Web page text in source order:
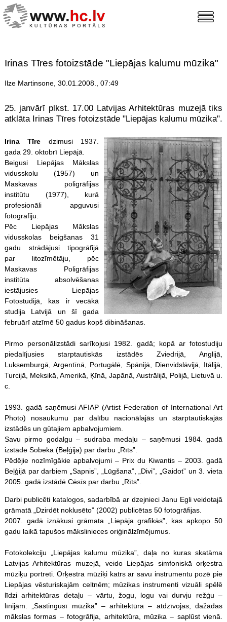
Irinas Tīres fotoizstāde "Liepājas kalumu mūzika"
Ilze Martinsone, 30.01.2008., 07:49
25. janvārī plkst. 17.00 Latvijas Arhitektūras muzejā tiks
atklāta Irinas Tīres fotoizstāde "Liepājas kalumu mūzika".
Irina Tīre dzimusi 1937.
gada 29. oktobrī Liepājā.
Beigusi Liepājas Mākslas
vidusskolu (1957) un
Maskavas poligrāfijas
institūtu (1977), kurā
profesionāli apguvusi
fotogrāfiju.
Pēc Liepājas Mākslas
vidusskolas beigšanas 31
gadu strādājusi tipogrāfijā
par litozīmētāju, pēc
Maskavas Poligrāfijas
institūta absolvēšanas
iestājusies Liepājas
Fotostudijā, kas ir vecākā
studija Latvijā un šī gada
februārī atzīmē 50 gadus kopš dibināšanas.
Pirmo personālizstādi sarīkojusi 1982. gadā; kopā ar fotostudiju
piedalījusies starptautiskās izstādēs Zviedrijā, Anglijā,
Luksemburgā, Argentīnā, Portugālē, Spānijā, Dienvidslāvijā, Itālijā,
Turcijā, Meksikā, Amerikā, Ķīnā, Japānā, Austrālijā, Polijā, Lietuvā u.
c.
1993. gadā saņēmusi AFIAP (Artist Federation of International Art
Photo) nosaukumu par dalību nacionālajās un starptautiskajās
izstādēs un gūtajiem apbalvojumiem.
Savu pirmo godalgu – sudraba medaļu – saņēmusi 1984. gadā
izstādē Sobekā (Beļģija) par darbu „Rīts”.
Pēdējie nozīmīgākie apbalvojumi – Prix du Kiwantis – 2003. gadā
Beļģijā par darbiem „Sapnis”, „Lūgšana”, „Divi”, „Gaidot” un 3. vieta
2005. gadā izstādē Cēsīs par darbu „Rīts”.
Darbi publicēti katalogos, sadarbībā ar dzejnieci Janu Egli veidotajā
grāmatā „Dzirdēt noklusēto” (2002) publicētas 50 fotogrāfijas.
2007. gadā iznākusi grāmata „Liepāja grafikās”, kas apkopo 50
gadu laikā tapušos mākslinieces oriģinālzīmējumus.
Fotokolekciju „Liepājas kalumu mūzika”, daļa no kuras skatāma
Latvijas Arhitektūras muzejā, veido Liepājas simfoniskā orķestra
mūziķu portreti. Orķestra mūziķi katrs ar savu instrumentu pozē pie
Liepājas vēsturiskajām celtnēm; mūzikas instrumenti vizuāli spēlē
līdzi arhitektūras detaļu – vārtu, žogu, logu vai durvju režģu –
līnijām. „Sastingusī mūzika” – arhitektūra – atdzīvojas, dažādas
mākslas formas – fotogrāfija, arhitektūra, mūzika – saplūst vienā.